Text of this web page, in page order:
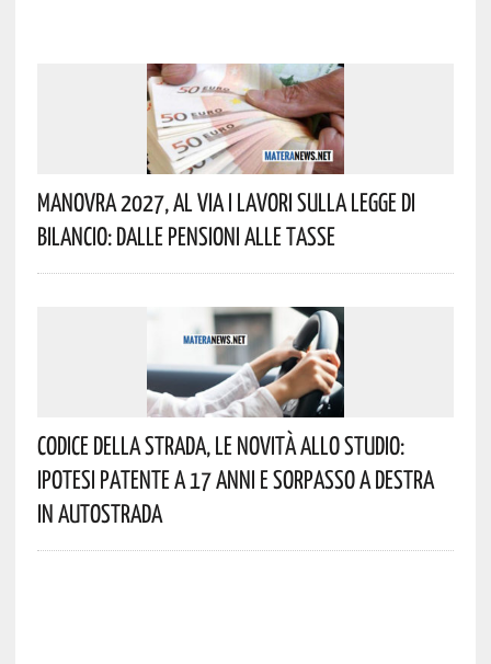
Manovra 2027, Al Via I Lavori Sulla Legge Di
Bilancio: Dalle Pensioni Alle Tasse
Codice Della Strada, Le Novità Allo Studio:
Ipotesi Patente A 17 Anni E Sorpasso A Destra
In Autostrada